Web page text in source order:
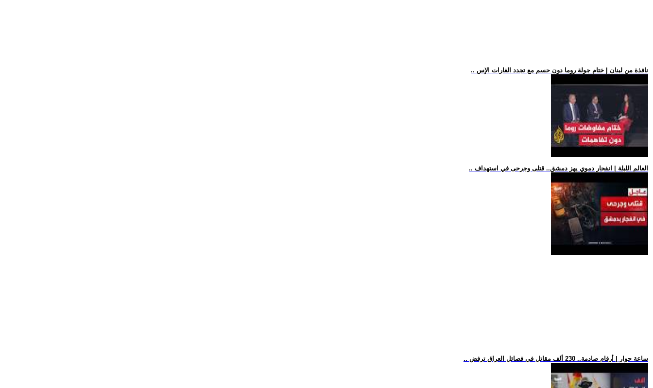
.. نافذة من لبنان | ختام جولة روما دون حسم مع تجدد الغارات الإس
.. العالم الليلة | انفجار دموي يهز دمشق.. قتلى وجرحى في استهداف
.. ساعة حوار | أرقام صادمة.. 230 ألف مقاتل في فصائل العراق ترفض